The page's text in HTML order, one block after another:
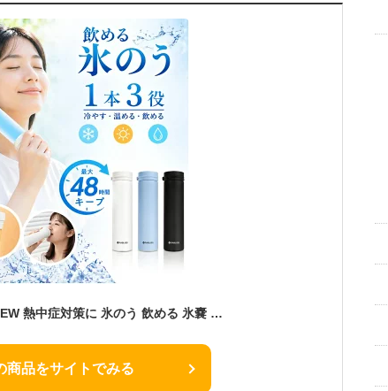
【飲める冷却水筒】NEW 熱中症対策に 氷のう 飲める 氷嚢 冷却 スティック 冷感 魔法瓶構造 水筒 バッグ アイス アイシング 熱中症対策 保冷剤 首 パック ひんやり ひょうのう アイスパック 水筒型 温冷兼用 暖かい 温かい ドリンクボトル 冷温スティック
商品をサイトでみる